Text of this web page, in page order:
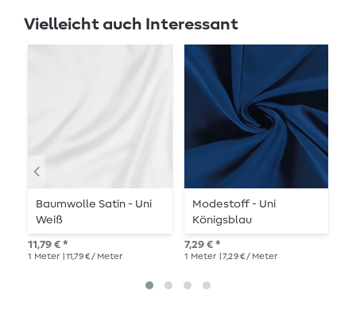
Vielleicht auch Interessant
Baumwolle Satin - Uni
Weiß
11,79 € *
1 Meter | 11,79 € / Meter
Modestoff - Uni
Königsblau
7,29 € *
1 Meter | 7,29 € / Meter